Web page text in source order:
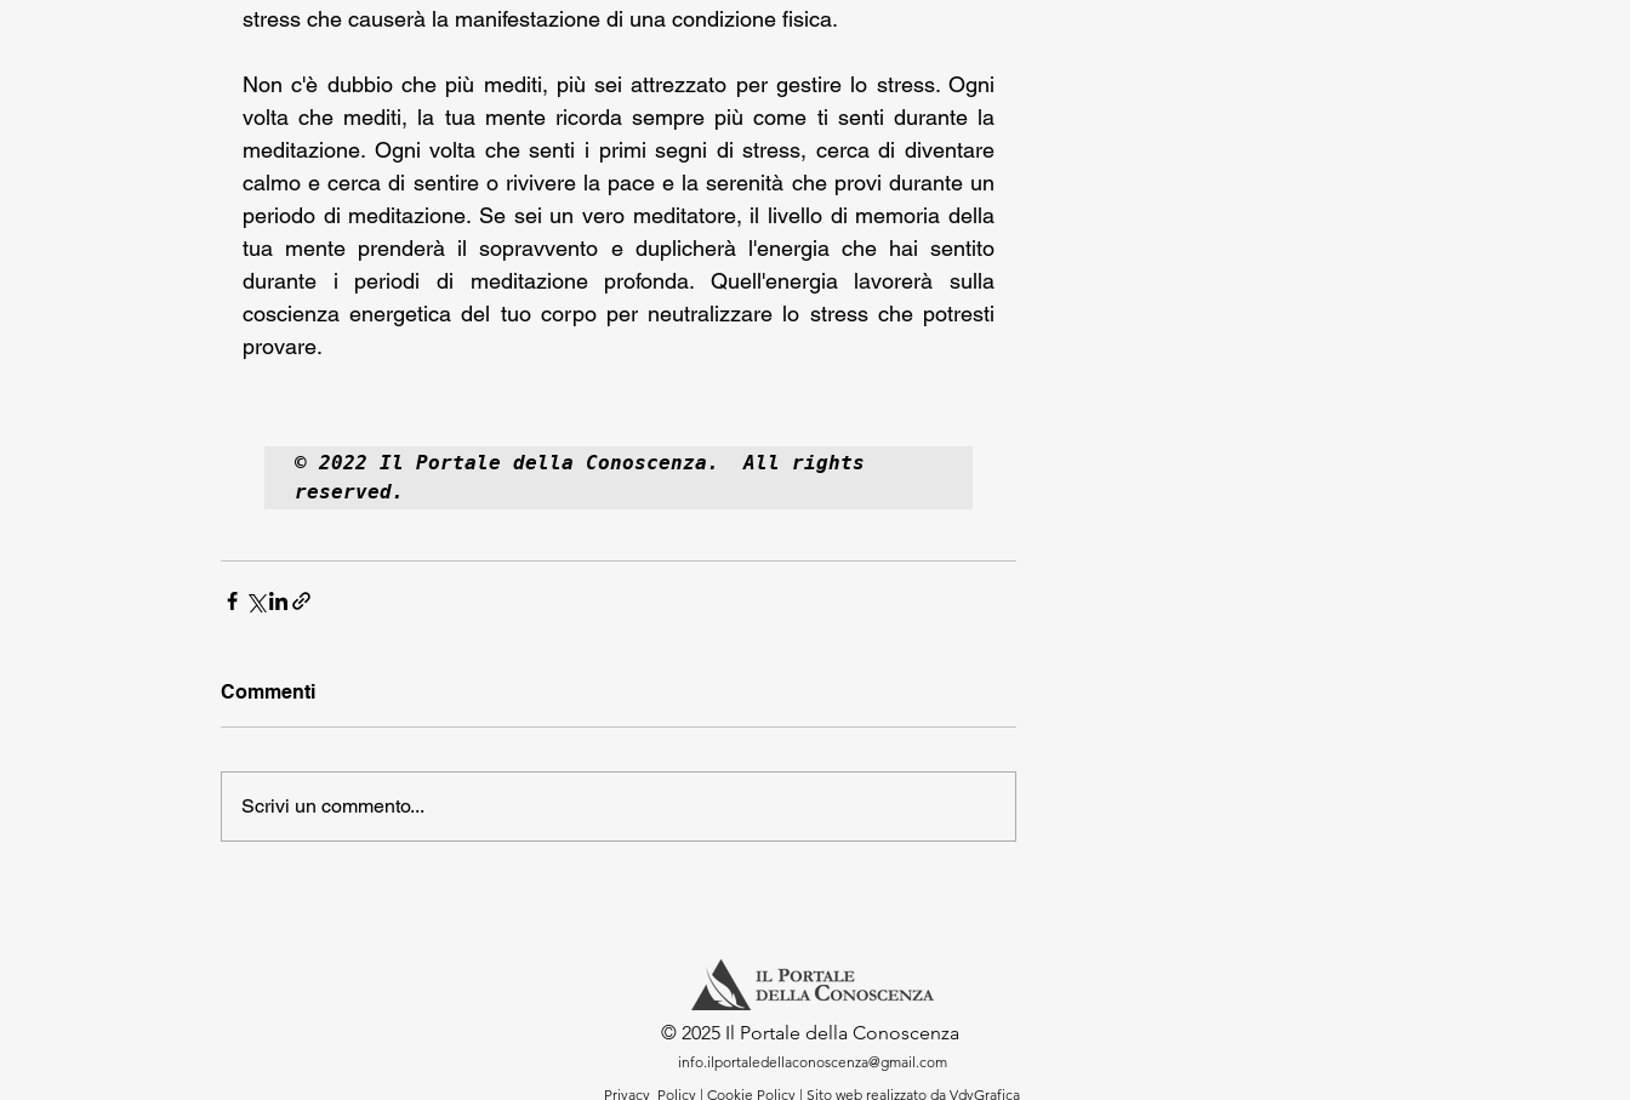
stress che causerà la manifestazione di una condizione fisica.
Non c'è dubbio che più mediti, più sei attrezzato per gestire lo stress. Ogni
volta che mediti, la tua mente ricorda sempre più come ti senti durante la
meditazione. Ogni volta che senti i primi segni di stress, cerca di diventare
calmo e cerca di sentire o rivivere la pace e la serenità che provi durante un
periodo di meditazione. Se sei un vero meditatore, il livello di memoria della
tua mente prenderà il sopravvento e duplicherà l'energia che hai sentito
durante i periodi di meditazione profonda. Quell'energia lavorerà sulla
coscienza energetica del tuo corpo per neutralizzare lo stress che potresti
provare.
© 2022 Il Portale della Conoscenza.  All rights
reserved.
Commenti
Scrivi un commento...
© 2025 Il Portale della Conoscenza
Privacy Policy| Cookie Policy| Sito web realizzato da VdvGrafica
info.ilportaledellaconoscenza@gmail.com